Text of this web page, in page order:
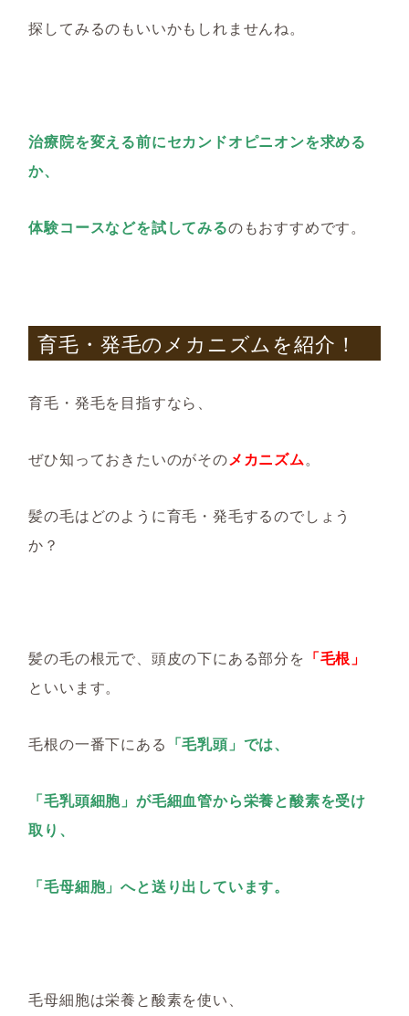
探してみるのもいいかもしれませんね。
治療院を変える前にセカンドオピニオンを求める
か、
体験コースなどを試してみるのもおすすめです。
育毛・発毛のメカニズムを紹介！
育毛・発毛を目指すなら、
ぜひ知っておきたいのがそのメカニズム。
髪の毛はどのように育毛・発毛するのでしょう
か？
髪の毛の根元で、頭皮の下にある部分を 「毛根」
といいます。
毛根の一番下にある 「毛乳頭」では、
「毛乳頭細胞」が毛細血管から栄養と酸素を受け
取り、
「毛母細胞」へと送り出しています。
毛母細胞は栄養と酸素を使い、